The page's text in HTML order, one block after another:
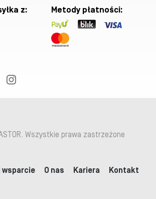
z: Metody płatności:
Wszystkie prawa zastrzeżone
wsparcie O nas Kariera
Kontakt